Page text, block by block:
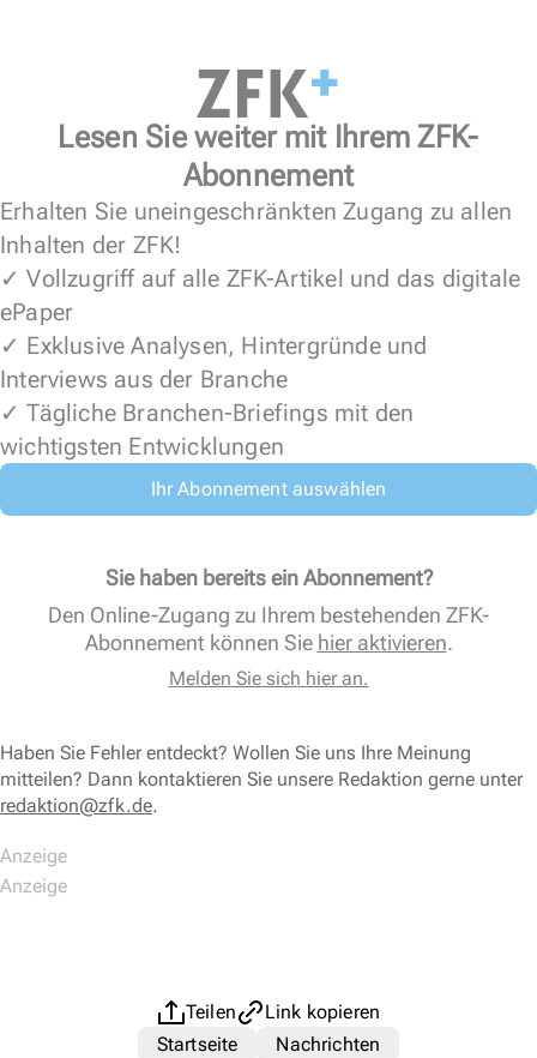
Lesen Sie weiter mit Ihrem ZFK-
Abonnement
Erhalten Sie uneingeschränkten Zugang zu allen
Inhalten der ZFK!
✓ Vollzugriff auf alle ZFK-Artikel und das digitale
ePaper
✓ Exklusive Analysen, Hintergründe und
Interviews aus der Branche
✓ Tägliche Branchen-Briefings mit den
wichtigsten Entwicklungen
Ihr Abonnement auswählen
Sie haben bereits ein Abonnement?
Den Online-Zugang zu Ihrem bestehenden ZFK-
Abonnement können Sie hier aktivieren.
Melden Sie sich hier an.
Haben Sie Fehler entdeckt? Wollen Sie uns Ihre Meinung
mitteilen? Dann kontaktieren Sie unsere Redaktion gerne unter
redaktion@zfk.de.
Teilen
Link kopieren
Startseite
Nachrichten